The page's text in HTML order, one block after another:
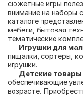
сюжетные игры
внимание на наборы
каталоге
мебели, бытовая
тематические
Игрушки для
пищалки, сортеры,
игрушки.
Детские товары
обеспечивающие
возрасте.